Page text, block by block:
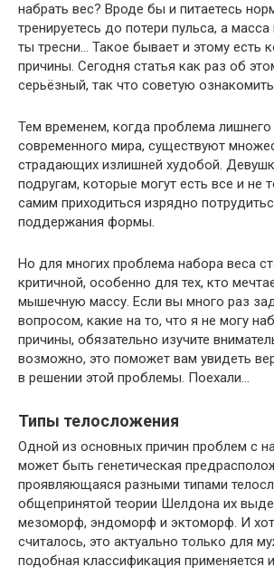
набрать вес? Вроде бы и питаетесь
тренируетесь до потери пульса, а масса
ты тресни… Такое бывает и этому есть
причины. Сегодня статья как раз об
серьёзный, так что советую
Тем временем, когда проблема лишнего
современного мира, существуют
страдающих излишней худобой.
подругам, которые могут есть все и не
самим приходиться изрядно
поддержания формы.
Но для многих проблема набора веса
критичной, особенно для тех, кто
мышечную массу. Если вы много раз
вопросом, какие на то, что я не могу
причины, обязательно изучите
возможно, это поможет вам увидеть
в решении этой проблемы. Поехали…
Типы телосложения
Одной из основных причин проблем с
может быть генетическая
проявляющаяся разными типами
общепринятой теории Шелдона их
мезоморф, эндоморф и эктоморф. И
считалось, это актуально только для
подобная классификация применяется